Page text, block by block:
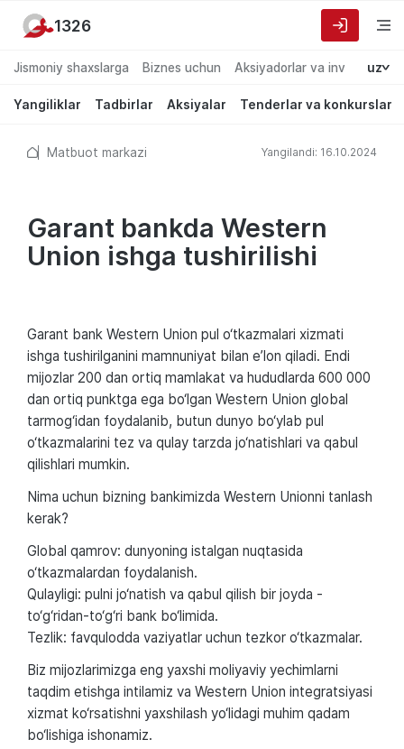
Jismoniy shaxslarga Biznes uchun Aksiyadorlar va investorlarga
uz
Yangiliklar Tadbirlar Aksiyalar Tenderlar va konkurslar
1326
Matbuot markazi Yangilandi: 16.10.2024
Garant bankda Western
Union ishga tushirilishi
Garant bank Western Union pul o‘tkazmalari xizmati
ishga tushirilganini mamnuniyat bilan e’lon qiladi. Endi
mijozlar 200 dan ortiq mamlakat va hududlarda 600 000
dan ortiq punktga ega bo‘lgan Western Union global
tarmog‘idan foydalanib, butun dunyo bo‘ylab pul
o‘tkazmalarini tez va qulay tarzda jo‘natishlari va qabul
qilishlari mumkin.
Nima uchun bizning bankimizda Western Unionni tanlash
kerak?
Global qamrov: dunyoning istalgan nuqtasida
o‘tkazmalardan foydalanish.
Qulayligi: pulni jo‘natish va qabul qilish bir joyda -
to‘g‘ridan-to‘g‘ri bank bo‘limida.
Tezlik: favqulodda vaziyatlar uchun tezkor o‘tkazmalar.
Biz mijozlarimizga eng yaxshi moliyaviy yechimlarni
taqdim etishga intilamiz va Western Union integratsiyasi
xizmat ko‘rsatishni yaxshilash yo‘lidagi muhim qadam
bo‘lishiga ishonamiz.